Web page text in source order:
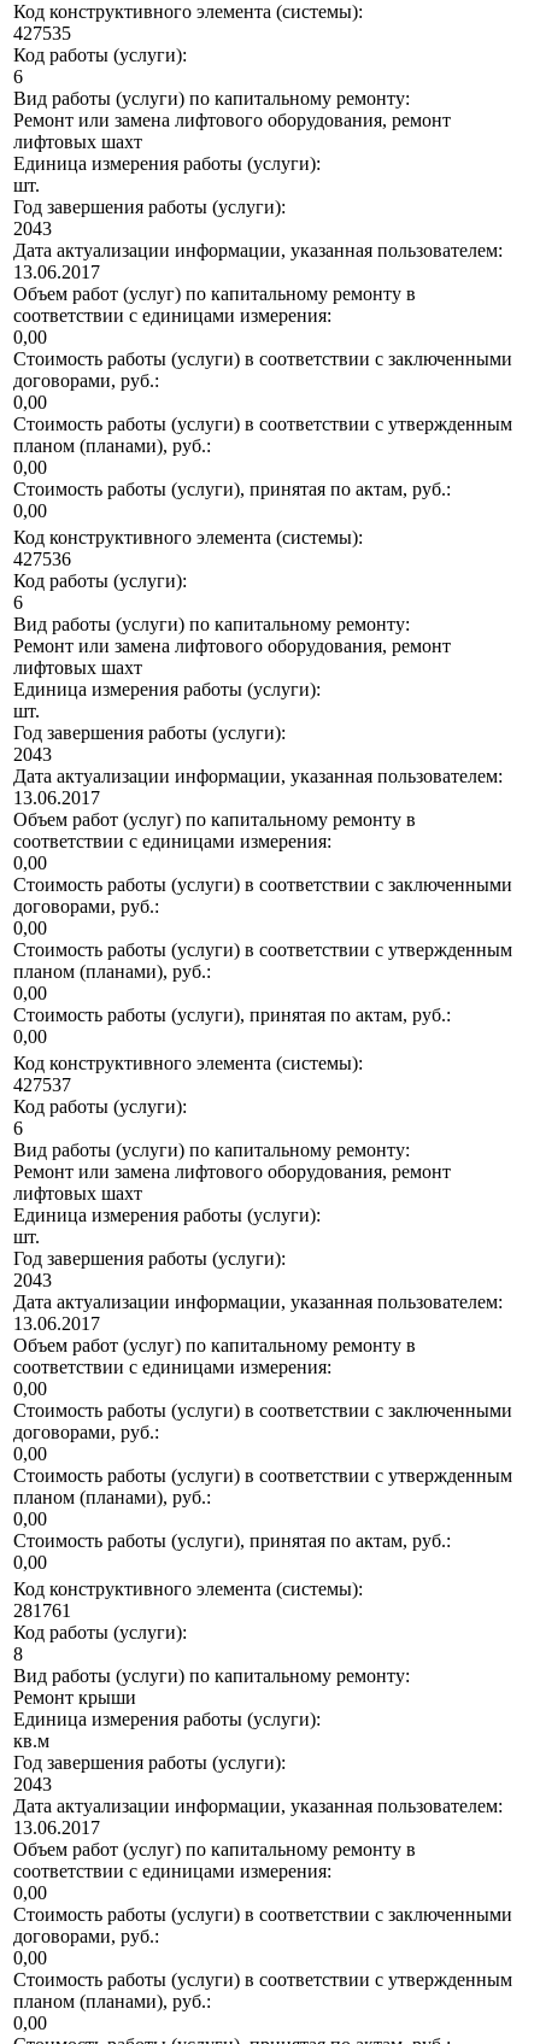
Код конструктивного элемента (системы):
427535
Код работы (услуги):
6
Вид работы (услуги) по капитальному ремонту:
Ремонт или замена лифтового оборудования, ремонт
лифтовых шахт
Единица измерения работы (услуги):
шт.
Год завершения работы (услуги):
2043
Дата актуализации информации, указанная пользователем:
13.06.2017
Объем работ (услуг) по капитальному ремонту в
соответствии с единицами измерения:
0,00
Стоимость работы (услуги) в соответствии с заключенными
договорами, руб.:
0,00
Стоимость работы (услуги) в соответствии с утвержденным
планом (планами), руб.:
0,00
Стоимость работы (услуги), принятая по актам, руб.:
0,00
Код конструктивного элемента (системы):
427536
Код работы (услуги):
6
Вид работы (услуги) по капитальному ремонту:
Ремонт или замена лифтового оборудования, ремонт
лифтовых шахт
Единица измерения работы (услуги):
шт.
Год завершения работы (услуги):
2043
Дата актуализации информации, указанная пользователем:
13.06.2017
Объем работ (услуг) по капитальному ремонту в
соответствии с единицами измерения:
0,00
Стоимость работы (услуги) в соответствии с заключенными
договорами, руб.:
0,00
Стоимость работы (услуги) в соответствии с утвержденным
планом (планами), руб.:
0,00
Стоимость работы (услуги), принятая по актам, руб.:
0,00
Код конструктивного элемента (системы):
427537
Код работы (услуги):
6
Вид работы (услуги) по капитальному ремонту:
Ремонт или замена лифтового оборудования, ремонт
лифтовых шахт
Единица измерения работы (услуги):
шт.
Год завершения работы (услуги):
2043
Дата актуализации информации, указанная пользователем:
13.06.2017
Объем работ (услуг) по капитальному ремонту в
соответствии с единицами измерения:
0,00
Стоимость работы (услуги) в соответствии с заключенными
договорами, руб.:
0,00
Стоимость работы (услуги) в соответствии с утвержденным
планом (планами), руб.:
0,00
Стоимость работы (услуги), принятая по актам, руб.:
0,00
Код конструктивного элемента (системы):
281761
Код работы (услуги):
8
Вид работы (услуги) по капитальному ремонту:
Ремонт крыши
Единица измерения работы (услуги):
кв.м
Год завершения работы (услуги):
2043
Дата актуализации информации, указанная пользователем:
13.06.2017
Объем работ (услуг) по капитальному ремонту в
соответствии с единицами измерения:
0,00
Стоимость работы (услуги) в соответствии с заключенными
договорами, руб.:
0,00
Стоимость работы (услуги) в соответствии с утвержденным
планом (планами), руб.:
0,00